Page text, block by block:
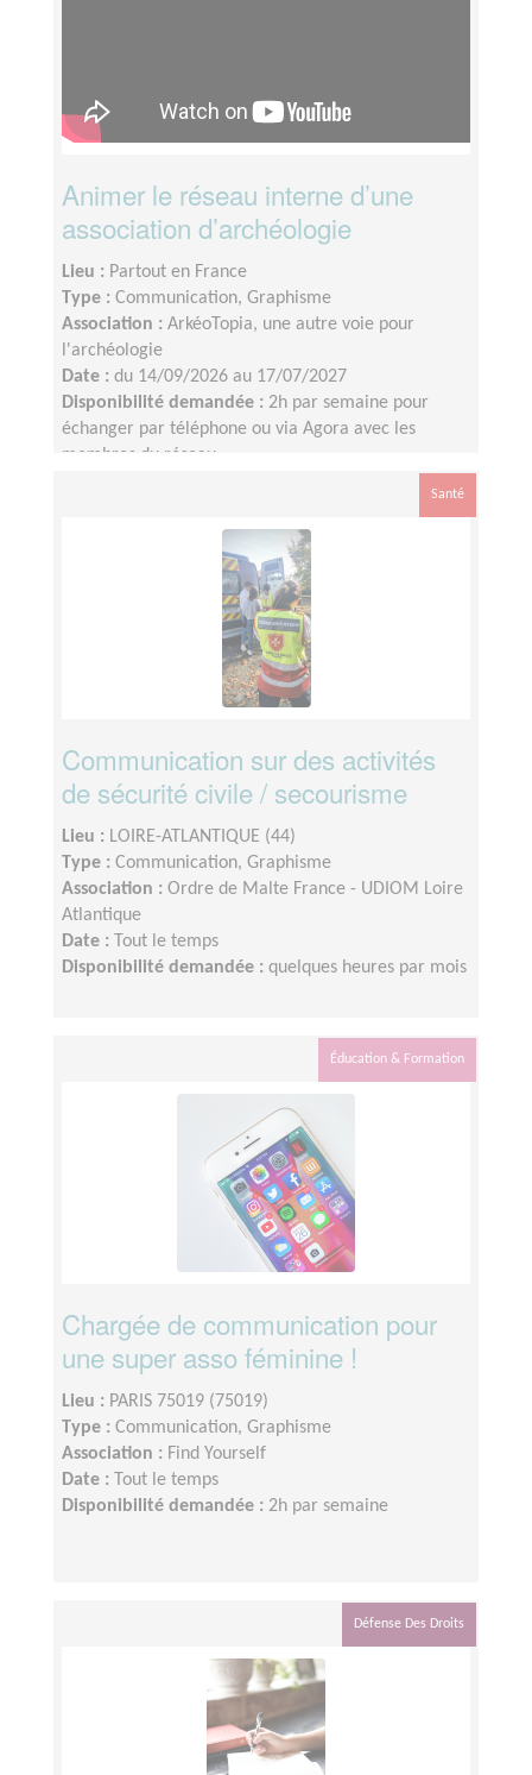
Animer le réseau interne d’une
association d’archéologie
Lieu : Partout en France
Type : Communication, Graphisme
Association : ArkéoTopia, une autre voie pour
l'archéologie
Date : du 14/09/2026 au 17/07/2027
Disponibilité demandée : 2h par semaine pour
échanger par téléphone ou via Agora avec les
membres du réseau
Santé
Communication sur des activités
de sécurité civile / secourisme
Lieu : LOIRE-ATLANTIQUE (44)
Type : Communication, Graphisme
Association : Ordre de Malte France - UDIOM Loire
Atlantique
Date :
Tout le temps
Disponibilité demandée : quelques heures par mois
Éducation & Formation
Chargée de communication pour
une super asso féminine !
Lieu : PARIS 75019 (75019)
Type : Communication, Graphisme
Association : Find Yourself
Date :
Tout le temps
Disponibilité demandée : 2h par semaine
Défense Des Droits